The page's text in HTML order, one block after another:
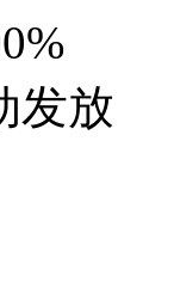
发放